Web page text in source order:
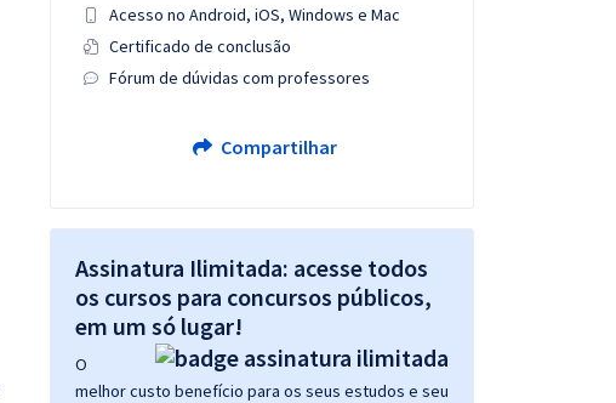
Acesso no Android, iOS, Windows e Mac
Certificado de conclusão
Fórum de dúvidas com professores
Compartilhar
Assinatura Ilimitada: acesse todos
os cursos para concursos públicos,
em um só lugar!
O
melhor custo benefício para os seus estudos e seu